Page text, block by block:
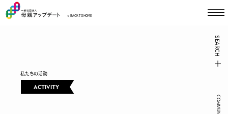
＜ BACK TO HOME
ACTIVITY
私たちの活動
SEARCH
COMMUNITY